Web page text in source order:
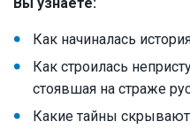
Как начиналась
Как строилась
стоявшая на страже
Какие тайны